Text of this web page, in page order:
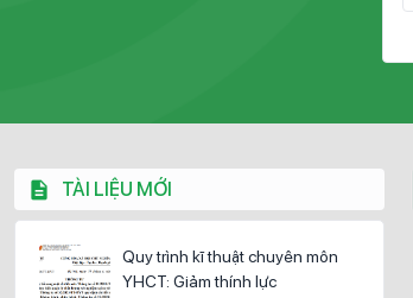
TÀI LIỆU MỚI
Quy trình kĩ thuật chuyên môn
YHCT: Giảm thính lực